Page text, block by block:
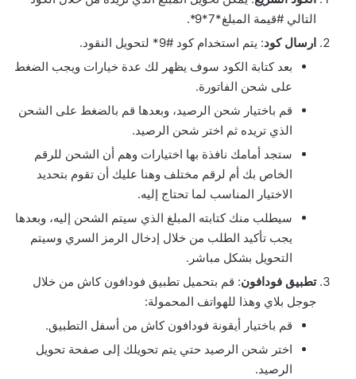
التالي #قيمة المبلغ*7*9*.
ارسال كود: يتم استخدام كود #9* لتحويل النقود.
بعد كتابة الكود سوف يظهر لك عدة خيارات ويجب الضغط
على شحن الفاتورة.
قم باختيار شحن الرصيد، وبعدها قم بالضغط على الشحن
الذي تريده ثم اختر شحن الرصيد.
ستجد أمامك نافذة بها اختيارات وهم أن الشحن للرقم
الخاص بك أم لرقم مختلف وهنا عليك أن تقوم بتحديد
الاختيار المناسب لما تحتاج إليه.
سيطلب منك كتابته المبلغ الذي سيتم الشحن إليه، وبعدها
يجب تأكيد الطلب من خلال إدخال الرمز السري وسيتم
التحويل بشكل مباشر.
تطبيق فودافون: قم بتحميل تطبيق فودافون كاش من خلال
جوجل بلاي وهذا للهواتف المحمولة:
قم باختيار أيقونة فودافون كاش من أسفل التطبيق.
اختر شحن الرصيد حتي يتم تحويلك إلى صفحة تحويل
الرصيد.